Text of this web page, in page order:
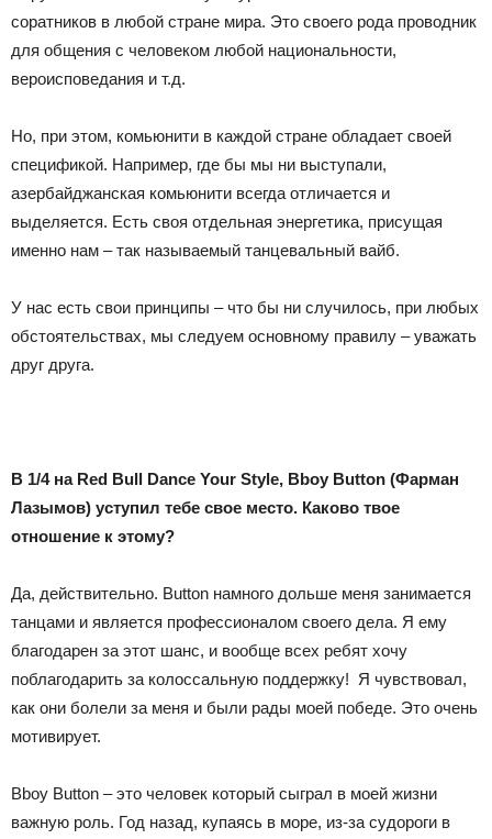
соратников в любой стране мира. Это своего рода проводник
для общения с человеком любой национальности,
вероисповедания и т.д.
Но, при этом, комьюнити в каждой стране обладает своей
спецификой. Например, где бы мы ни выступали,
азербайджанская комьюнити всегда отличается и
выделяется. Есть своя отдельная энергетика, присущая
именно нам – так называемый танцевальный вайб.
У нас есть свои принципы – что бы ни случилось, при любых
обстоятельствах, мы следуем основному правилу – уважать
друг друга.
В 1/4 на Red Bull Dance Your Style, Bboy Button (Фарман
Лазымов) уступил тебе свое место. Каково твое
отношение к этому?
Да, действительно. Button намного дольше меня занимается
танцами и является профессионалом своего дела. Я ему
благодарен за этот шанс, и вообще всех ребят хочу
поблагодарить за колоссальную поддержку! Я чувствовал,
как они болели за меня и были рады моей победе. Это очень
мотивирует.
Bboy Button – это человек который сыграл в моей жизни
важную роль. Год назад, купаясь в море, из-за судороги в